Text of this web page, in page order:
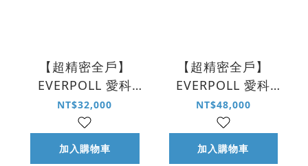
【超精密全戶】
EVERPOLL 愛科
FH-301 傳家寶 全
戶式不鏽鋼淨水系
統｜300 噸
NT$32,000
加入購物車
【超精密全戶】
EVERPOLL 愛科
FH-500N 全戶式不
鏽鋼淨水系統｜500
噸
NT$48,000
加入購物車